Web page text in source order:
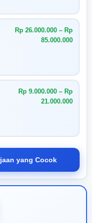
Rp 26.000.000 – Rp
85.000.000
Rp 9.000.000 – Rp
21.000.000
yang Cocok